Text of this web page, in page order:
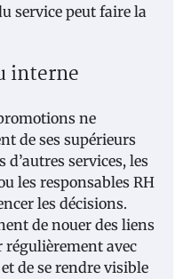
service peut faire la
interne
ne
de ses supérieurs
services, les
les responsables RH
les décisions.
de nouer des liens
régulièrement avec
de se rendre visible